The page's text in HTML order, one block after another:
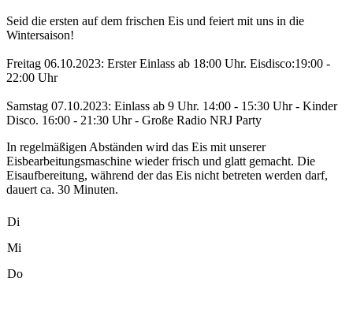
Seid die ersten auf dem frischen Eis und feiert mit uns in die
Wintersaison!
Freitag 06.10.2023: Erster Einlass ab 18:00 Uhr. Eisdisco:19:00 -
22:00 Uhr
Samstag 07.10.2023: Einlass ab 9 Uhr. 14:00 - 15:30 Uhr - Kinder
Disco. 16:00 - 21:30 Uhr - Große Radio NRJ Party
In regelmäßigen Abständen wird das Eis mit unserer
Eisbearbeitungsmaschine wieder frisch und glatt gemacht. Die
Eisaufbereitung, während der das Eis nicht betreten werden darf,
dauert ca. 30 Minuten.
Di
Mi
Do